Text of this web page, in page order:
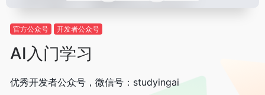
官方公众号 开发者公众号
AI入门学习
优秀开发者公众号，微信号：studyingai